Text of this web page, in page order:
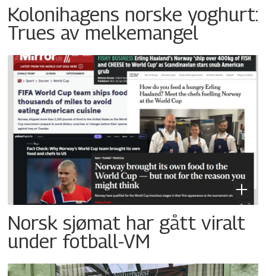
Kolonihagens norske yoghurt:
Trues av melkemangel
Norsk sjømat har gått viralt
under fotball-VM